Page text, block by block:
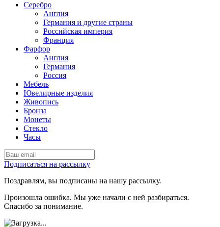
Серебро
Англия
Германия и другие страны
Российская империя
Франция
Фарфор
Англия
Германия
Россия
Мебель
Ювелирные изделия
Живопись
Бронза
Монеты
Стекло
Часы
Подписаться на рассылку
Поздравлям, вы подписаны на нашу рассылку.
Произошла ошибка. Мы уже начали с ней разбираться.
Спасибо за понимание.